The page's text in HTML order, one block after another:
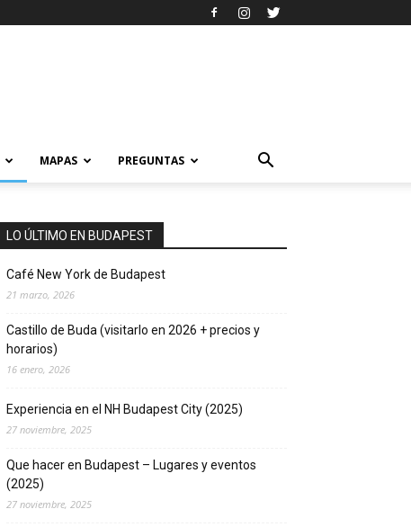
MAPAS PREGUNTAS
LO ÚLTIMO EN BUDAPEST
Café New York de Budapest
21 marzo, 2026
Castillo de Buda (visitarlo en 2026 + precios y
horarios)
16 enero, 2026
Experiencia en el NH Budapest City (2025)
27 noviembre, 2025
Que hacer en Budapest – Lugares y eventos
(2025)
27 noviembre, 2025